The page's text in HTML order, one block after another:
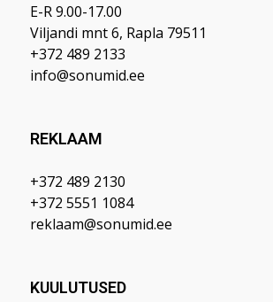
E-R 9.00-17.00
Viljandi mnt 6, Rapla 79511
+372 489 2133
info@sonumid.ee
REKLAAM
+372 489 2130
+372 5551 1084
reklaam@sonumid.ee
KUULUTUSED